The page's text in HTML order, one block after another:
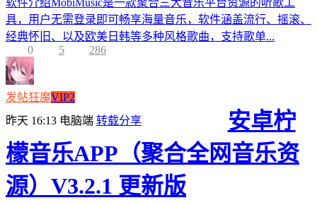
具，用户无需登录即可畅享海量音乐，软件涵盖流行、摇滚、
经典怀旧、以及欧美日韩等多种风格歌曲，支持歌单...
0
5 286
发帖狂魔VIP2
昨天 16:13 电脑端 转载分享
安卓柠
檬音乐APP（聚合全网音乐资
源）V3.2.1 更新版